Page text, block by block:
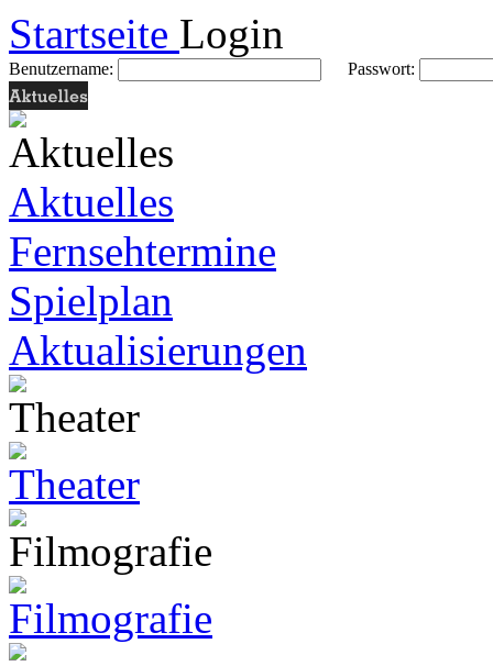
Startseite Login
Benutzername: Passwort:
Aktuelles
Fernsehtermine
Spielplan
Aktualisierungen